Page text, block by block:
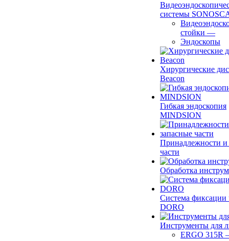
системы
стойки —
Эндоскопы
Хирургические
Beacon
Гибкая эндоскопия
MINDSION
Принадлежности и
части
Обработка
Система фиксации
DORO
Инструменты для
ERGO 315R